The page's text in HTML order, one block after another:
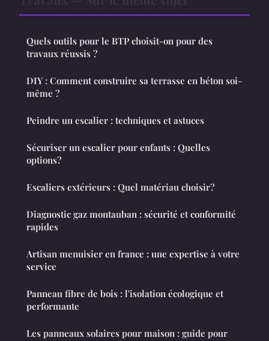
Quels outils pour le BTP choisit-on pour des
travaux réussis ?
DIY : Comment construire sa terrasse en béton soi-
même ?
Peindre un escalier : techniques et astuces
Sécuriser un escalier pour enfants : Quelles
options?
Escaliers extérieurs : Quel matériau choisir?
Diagnostic gaz montauban : sécurité et conformité
rapides
Artisan menuisier en france : une expertise à votre
service
Panneau fibre de bois : l'isolation écologique et
performante
Les panneaux solaires pour maison : guide pour